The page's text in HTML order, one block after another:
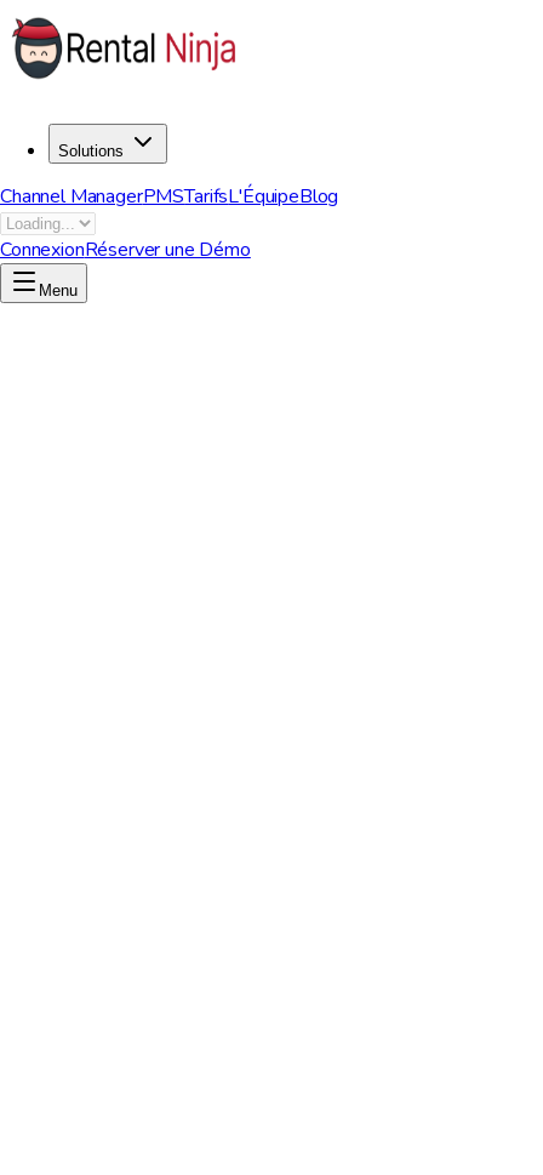
Solutions
Channel ManagerPMSTarifsL'ÉquipeBlog
ConnexionRéserver une Démo
Menu